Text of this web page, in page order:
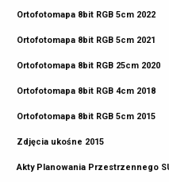
Ortofotomapa 8bit RGB 5cm 2022
Ortofotomapa 8bit RGB 5cm 2021
Ortofotomapa 8bit RGB 25cm 2020
Ortofotomapa 8bit RGB 4cm 2018
Ortofotomapa 8bit RGB 5cm 2015
Zdjęcia ukośne 2015
Akty Planowania Przestrzennego